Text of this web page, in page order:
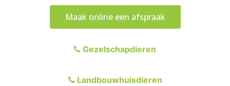
Maak online een afspraak
Gezelschapdieren
Landbouwhuisdieren